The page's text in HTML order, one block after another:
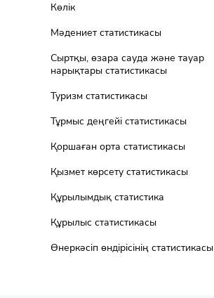
Көлік
Мәдениет статистикасы
Сыртқы, өзара сауда және тауар
нарықтары статистикасы
Туризм статистикасы
Тұрмыс деңгейі статистикасы
Қоршаған орта статистикасы
Қызмет көрсету статистикасы
Құрылымдық статистика
Құрылыс статистикасы
Өнеркәсіп өндірісінің статистикасы